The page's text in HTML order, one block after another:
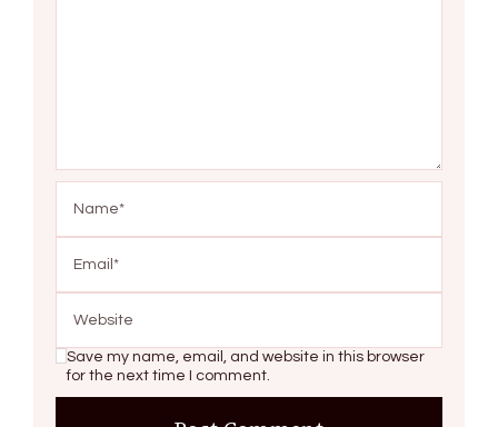
Save my name, email, and website in this browser
for the next time I comment.